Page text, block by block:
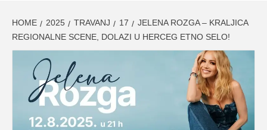
HOME 2025 TRAVANJ 17
JELENA ROZGA – KRALJICA
REGIONALNE SCENE, DOLAZI U HERCEG ETNO SELO!